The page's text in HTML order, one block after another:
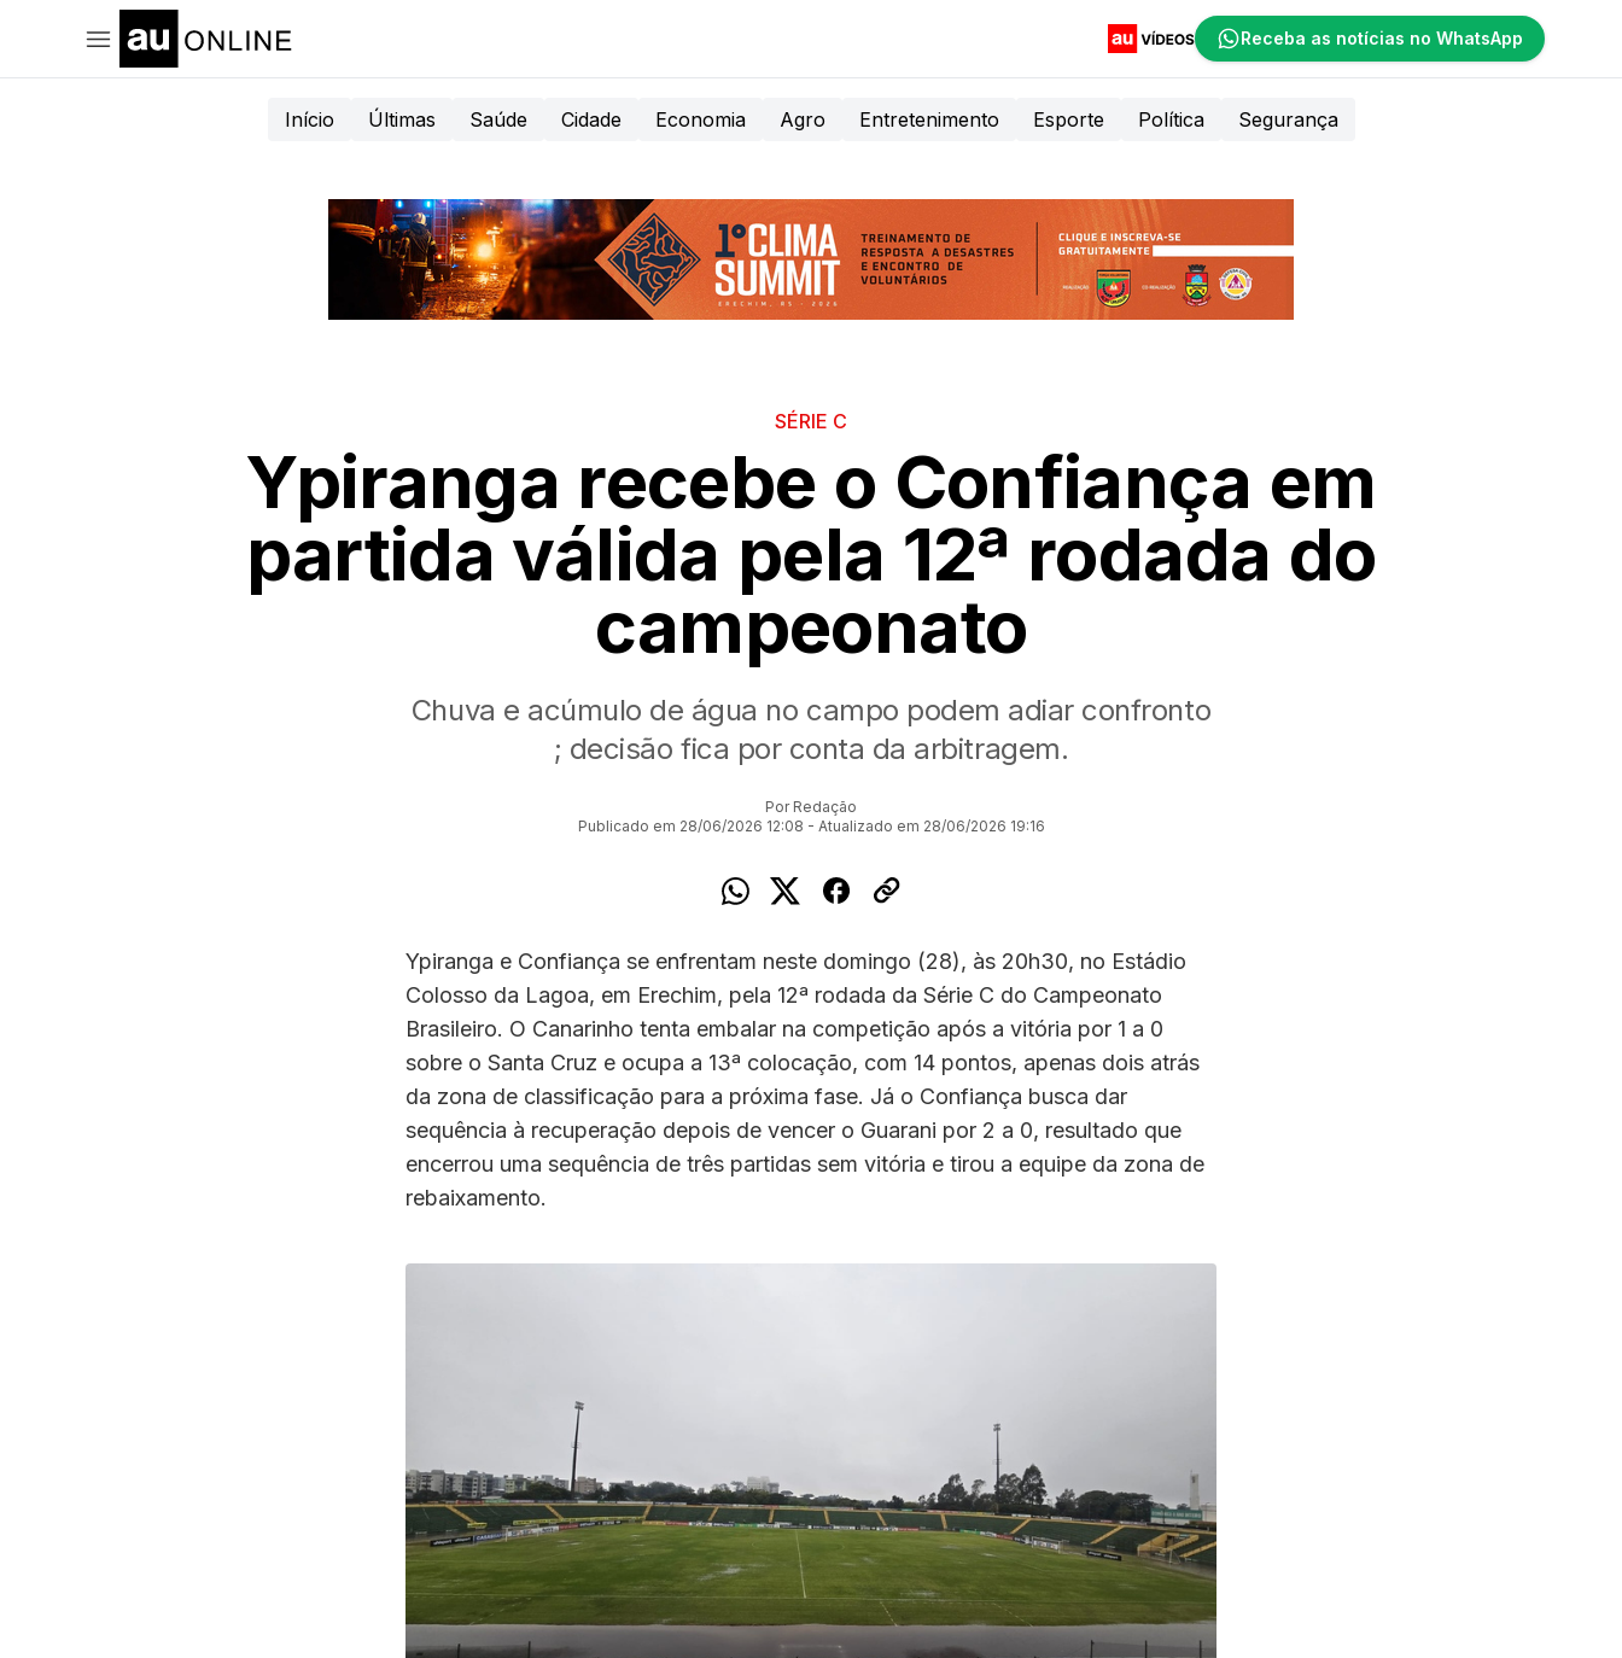
Receba as notícias no WhatsApp
Início Últimas Saúde Cidade Economia Agro Entretenimento Esporte Política Segurança
SÉRIE C
Ypiranga recebe o Confiança em
partida válida pela 12ª rodada do
campeonato
Chuva e acúmulo de água no campo podem adiar confronto
; decisão fica por conta da arbitragem.
Por Redação
Publicado em 28/06/2026 12:08 - Atualizado em 28/06/2026 19:16
Ypiranga e Confiança se enfrentam neste domingo (28), às 20h30, no Estádio
Colosso da Lagoa, em Erechim, pela 12ª rodada da Série C do Campeonato
Brasileiro. O Canarinho tenta embalar na competição após a vitória por 1 a 0
sobre o Santa Cruz e ocupa a 13ª colocação, com 14 pontos, apenas dois atrás
da zona de classificação para a próxima fase. Já o Confiança busca dar
sequência à recuperação depois de vencer o Guarani por 2 a 0, resultado que
encerrou uma sequência de três partidas sem vitória e tirou a equipe da zona de
rebaixamento.